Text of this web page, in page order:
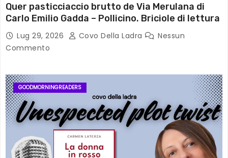
Quer pasticciaccio brutto de Via Merulana di
Carlo Emilio Gadda – Pollicino. Briciole di lettura
Lug 29, 2026 Covo Della Ladra
Nessun
Commento
GOODMORNINGREADERS